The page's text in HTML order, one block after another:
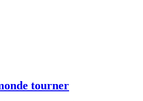
tourner